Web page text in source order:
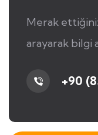
Merak
arayarak bilgi
+90